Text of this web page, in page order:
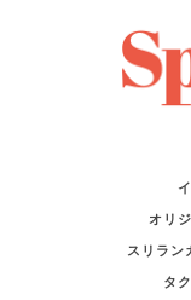
オリ
スリラン
タ